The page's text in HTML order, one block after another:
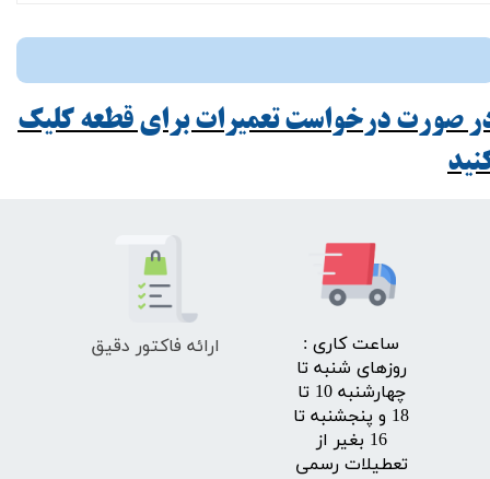
صورت درخواست تعمیرات برای قطعه کلیک
​ساعت کاری :
روزهای شنبه تا
چهارشنبه 10 تا
18 و پنجشنبه تا
16 بغیر از
تعطیلات رسمی
ارائه فاکتور دقیق